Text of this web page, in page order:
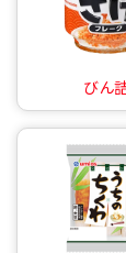
びん